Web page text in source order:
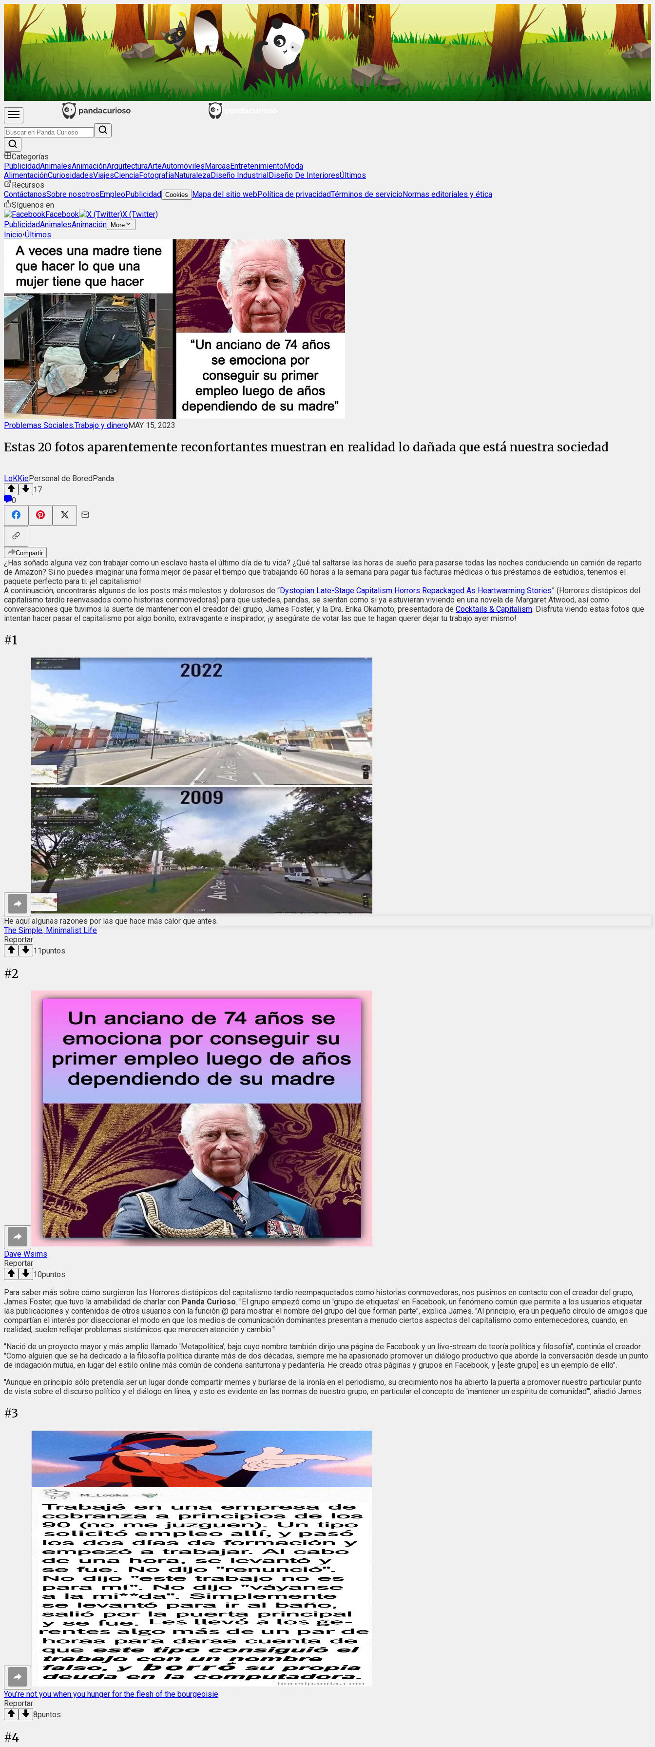
Categorías
PublicidadAnimalesAnimaciónArquitecturaArteAutomóvilesMarcasEntretenimientoModa
AlimentaciónCuriosidadesViajesCienciaFotografíaNaturalezaDiseño IndustrialDiseño De InterioresÚltimos
Recursos
ContáctanosSobre nosotrosEmpleoPublicidad Cookies Mapa del sitio webPolítica de privacidadTérminos de servicioNormas editoriales y ética
Síguenos en
Facebook
X (Twitter)
PublicidadAnimalesAnimación More
Inicio•Últimos
Problemas Sociales,Trabajo y dineroMAY 15, 2023
Estas 20 fotos aparentemente reconfortantes muestran en realidad lo dañada que está nuestra sociedad
LoKKiePersonal de BoredPanda
17
0
Compartir
¿Has soñado alguna vez con trabajar como un esclavo hasta el último día de tu vida? ¿Qué tal saltarse las horas de sueño para pasarse todas las noches conduciendo un camión de reparto
de Amazon? Si no puedes imaginar una forma mejor de pasar el tiempo que trabajando 60 horas a la semana para pagar tus facturas médicas o tus préstamos de estudios, tenemos el
paquete perfecto para ti: ¡el capitalismo!
A continuación, encontrarás algunos de los posts más molestos y dolorosos de “Dystopian Late-Stage Capitalism Horrors Repackaged As Heartwarming Stories” (Horrores distópicos del
capitalismo tardío reenvasados como historias conmovedoras) para que ustedes, pandas, se sientan como si ya estuvieran viviendo en una novela de Margaret Atwood, así como
conversaciones que tuvimos la suerte de mantener con el creador del grupo, James Foster, y la Dra. Erika Okamoto, presentadora de Cocktails & Capitalism. Disfruta viendo estas fotos que
intentan hacer pasar el capitalismo por algo bonito, extravagante e inspirador, ¡y asegúrate de votar las que te hagan querer dejar tu trabajo ayer mismo!
#1
He aquí algunas razones por las que hace más calor que antes.
The Simple, Minimalist Life
Reportar
11puntos
#2
Dave Wsims
Reportar
10puntos
Para saber más sobre cómo surgieron los Horrores distópicos del capitalismo tardío reempaquetados como historias conmovedoras, nos pusimos en contacto con el creador del grupo,
James Foster, que tuvo la amabilidad de charlar con Panda Curioso. "El grupo empezó como un 'grupo de etiquetas' en Facebook, un fenómeno común que permite a los usuarios etiquetar
las publicaciones y contenidos de otros usuarios con la función @ para mostrar el nombre del grupo del que forman parte", explica James. "Al principio, era un pequeño círculo de amigos que
compartían el interés por diseccionar el modo en que los medios de comunicación dominantes presentan a menudo ciertos aspectos del capitalismo como enternecedores, cuando, en
realidad, suelen reflejar problemas sistémicos que merecen atención y cambio."
"Nació de un proyecto mayor y más amplio llamado 'Metapolítica', bajo cuyo nombre también dirijo una página de Facebook y un live-stream de teoría política y filosofía", continúa el creador.
"Como alguien que se ha dedicado a la filosofía política durante más de dos décadas, siempre me ha apasionado promover un diálogo productivo que aborde la conversación desde un punto
de indagación mutua, en lugar del estilo online más común de condena santurrona y pedantería. He creado otras páginas y grupos en Facebook, y [este grupo] es un ejemplo de ello".
"Aunque en principio sólo pretendía ser un lugar donde compartir memes y burlarse de la ironía en el periodismo, su crecimiento nos ha abierto la puerta a promover nuestro particular punto
de vista sobre el discurso político y el diálogo en línea, y esto es evidente en las normas de nuestro grupo, en particular el concepto de 'mantener un espíritu de comunidad'", añadió James.
#3
You're not you when you hunger for the flesh of the bourgeoisie
Reportar
8puntos
#4